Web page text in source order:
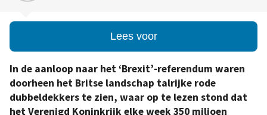
Lees voor
In de aanloop naar het ‘Brexit’-referendum waren
doorheen het Britse landschap talrijke rode
dubbeldekkers te zien, waar op te lezen stond dat
het Verenigd Koninkrijk elke week 350 miljoen